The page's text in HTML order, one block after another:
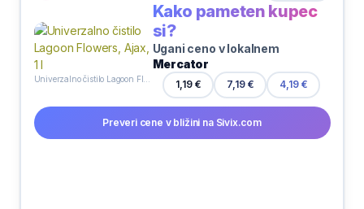
Kako pameten kupec
si?
Ugani ceno v lokalnem
Mercator
1,19 € 7,19 € 4,19 €
Preveri cene v bližini na Sivix.com